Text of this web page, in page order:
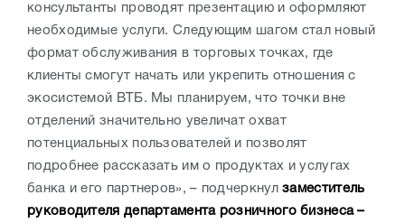
консультанты проводят презентацию и оформляют
необходимые услуги. Следующим шагом стал новый
формат обслуживания в торговых точках, где
клиенты смогут начать или укрепить отношения с
экосистемой ВТБ. Мы планируем, что точки вне
отделений значительно увеличат охват
потенциальных пользователей и позволят
подробнее рассказать им о продуктах и услугах
банка и его партнеров», – подчеркнулзаместитель
руководителя департамента розничного бизнеса –